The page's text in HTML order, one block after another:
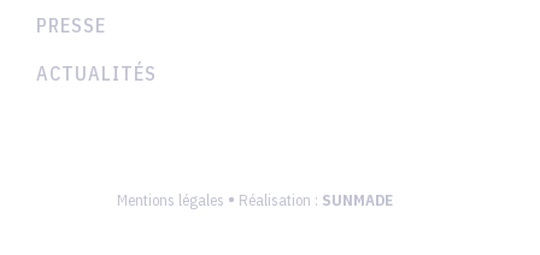
PRESSE
ACTUALITÉS
Mentions légales • Réalisation : SUNMADE